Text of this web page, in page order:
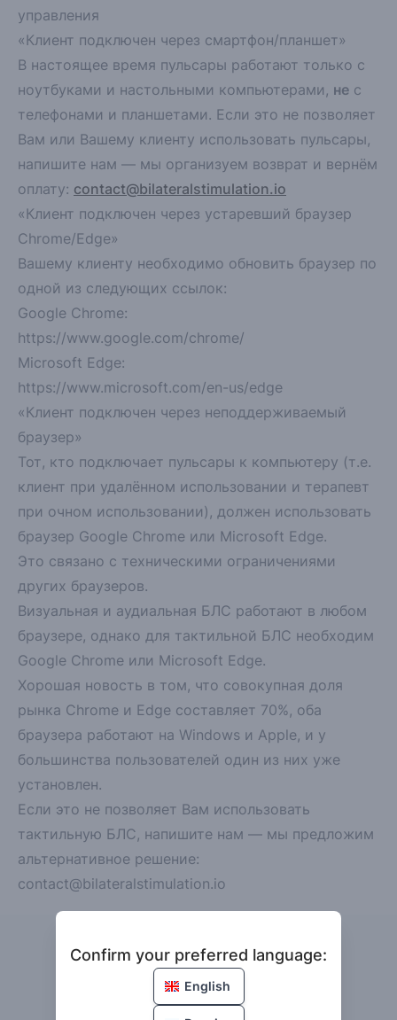
Confirm your preferred language:
English
управления
«Клиент подключен через смартфон/планшет»
В настоящее время пульсары работают только с
ноутбуками и настольными компьютерами, не с
телефонами и планшетами. Если это не позволяет
Вам или Вашему клиенту использовать пульсары,
напишите нам — мы организуем возврат и вернём
оплату: contact@bilateralstimulation.io
«Клиент подключен через устаревший браузер
Chrome/Edge»
Вашему клиенту необходимо обновить браузер по
одной из следующих ссылок:
Google Chrome:
https://www.google.com/chrome/
Microsoft Edge:
https://www.microsoft.com/en-us/edge
«Клиент подключен через неподдерживаемый
браузер»
Тот, кто подключает пульсары к компьютеру (т.е.
клиент при удалённом использовании и терапевт
при очном использовании), должен использовать
браузер Google Chrome или Microsoft Edge.
Это связано с техническими ограничениями
других браузеров.
Визуальная и аудиальная БЛС работают в любом
браузере, однако для тактильной БЛС необходим
Google Chrome или Microsoft Edge.
Хорошая новость в том, что совокупная доля
рынка Chrome и Edge составляет 70%, оба
браузера работают на Windows и Apple, и у
большинства пользователей один из них уже
установлен.
Если это не позволяет Вам использовать
тактильную БЛС, напишите нам — мы предложим
альтернативное решение:
contact@bilateralstimulation.io